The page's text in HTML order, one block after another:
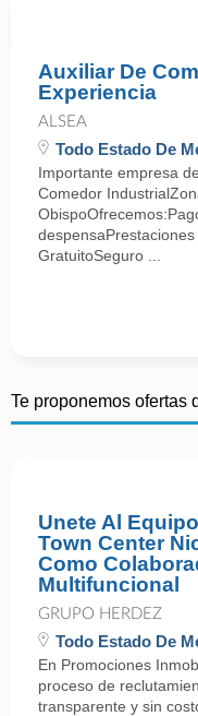
Auxiliar De
Experiencia
ALSEA
Todo Estado De
Importante empresa
Comedor
GratuitoSeguro ...
Te proponemos ofertas
Unete Al
Town Center
Como
Multifuncional
GRUPO HERDEZ
Todo Estado De
En Promociones
proceso de
transparente y sin